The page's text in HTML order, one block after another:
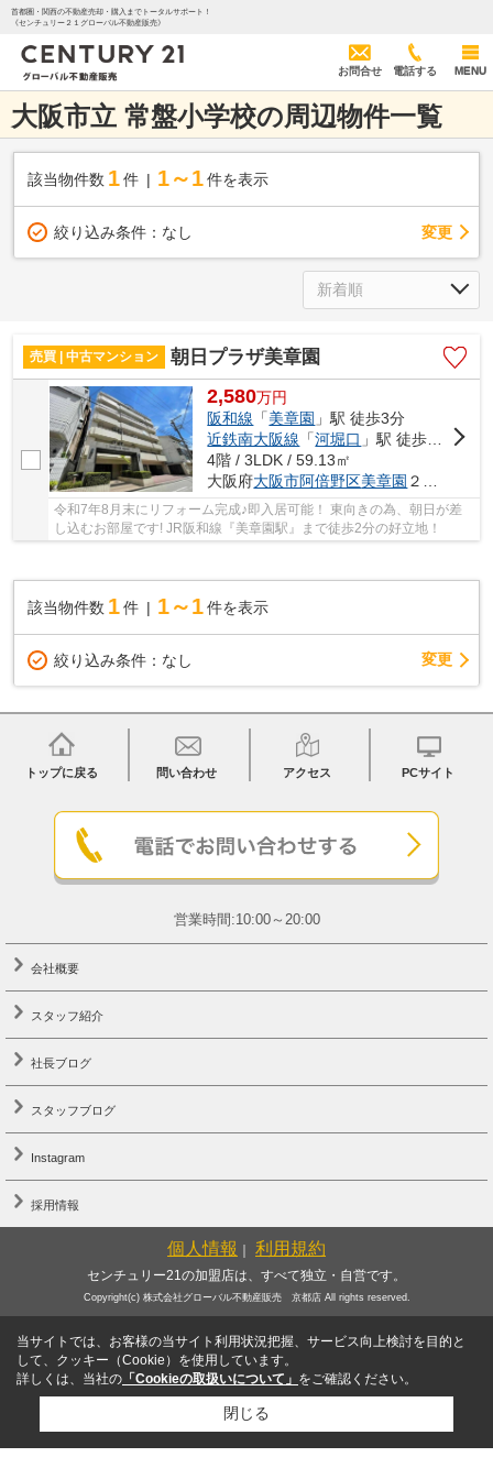
首都圏・関西の不動産売却・購入までトータルサポート！
《センチュリー２１グローバル不動産販売》
お問合せ 電話する MENU
大阪市立 常盤小学校の周辺物件一覧
該当物件数 1件 1～1 件を表示
絞り込み条件： なし 変更
売買 | 中古マンション 朝日プラザ美章園
2,580万円
阪和線 「美章園 」駅 徒歩3分
近鉄南大阪線 「河堀口 」駅 徒歩6分
4階 / 3LDK / 59.13㎡
大阪府大阪市阿倍野区美章園 ２丁目
令和7年8月末にリフォーム完成♪即入居可能！ 東向きの為、朝日が差
し込むお部屋です! JR阪和線『美章園駅』まで徒歩2分の好立地！
該当物件数 1件 1～1 件を表示
絞り込み条件： なし 変更
トップに戻る 問い合わせ アクセス PCサイト
営業時間:10:00～20:00
会社概要
スタッフ紹介
社長ブログ
スタッフブログ
Instagram
採用情報
個人情報 利用規約
センチュリー21の加盟店は、すべて独立・自営です。
Copyright(c) 株式会社グローバル不動産販売 京都店 All rights reserved.
当サイトでは、お客様の当サイト利用状況把握、サービス向上検討を目的と
して、クッキー（Cookie）を使用しています。
詳しくは、当社の 「Cookieの取扱いについて」 をご確認ください。
閉じる